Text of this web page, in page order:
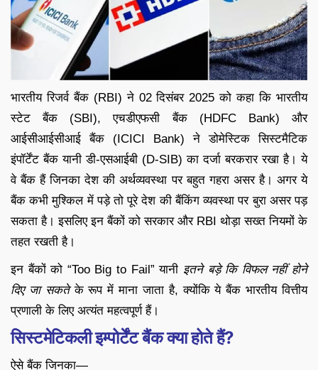
भारतीय रिजर्व बैंक (RBI) ने 02 दिसंबर 2025 को कहा कि भारतीय
स्टेट बैंक (SBI), एचडीएफसी बैंक (HDFC Bank) और
आईसीआईसीआई बैंक (ICICI Bank) ने डोमेस्टिक सिस्टमैटिक
इंपॉर्टेंट बैंक यानी डी-एसआईबी (D-SIB) का दर्जा बरकरार रखा है। ये
वे बैंक हैं जिनका देश की अर्थव्यवस्था पर बहुत गहरा असर है। अगर ये
बैंक कभी मुश्किल में पड़े तो पूरे देश की बैंकिंग व्यवस्था पर बुरा असर पड़
सकता है। इसलिए इन बैंकों को सरकार और RBI थोड़ा सख्त नियमों के
तहत रखती है।
इन बैंकों को “Too Big to Fail” यानी इतने बड़े कि विफल नहीं होने
दिए जा सकतेके रूप में माना जाता है, क्योंकि ये बैंक भारतीय वित्तीय
प्रणाली के लिए अत्यंत महत्वपूर्ण हैं।
सिस्टमेटिकली इम्पोर्टेंट बैंक क्या होते हैं?
ऐसे बैंक जिनका—